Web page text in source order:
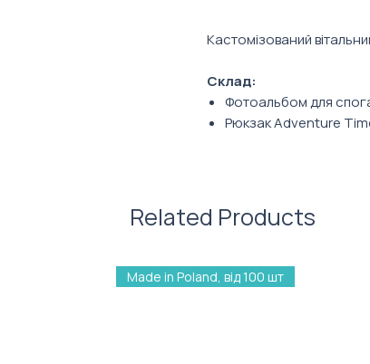
Кастомізований
Склад:
Фотоальбом для
Рюкзак Adventure
Фото ілюстративне.
кастомізуються під
Related Products
Made in Poland, від 100 шт